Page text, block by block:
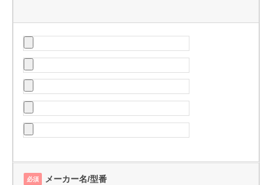
必須 メーカー名/型番